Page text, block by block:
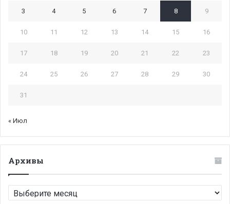
3 4 5 6 7 8 9
10 11 12 13 14 15 16
17 18 19 20 21 22 23
24 25 26 27 28 29 30
31
« Июл
Архивы
Архивы